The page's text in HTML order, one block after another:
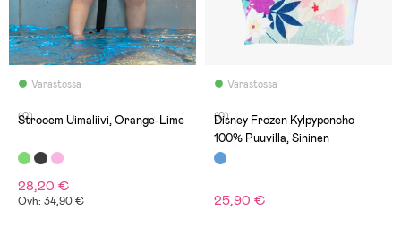
Varastossa
(0)
Strooem Uimaliivi, Orange-Lime
28,20 €
Ovh: 34,90 €
Varastossa
(0)
Disney Frozen Kylpyponcho
100% Puuvilla, Sininen
25,90 €